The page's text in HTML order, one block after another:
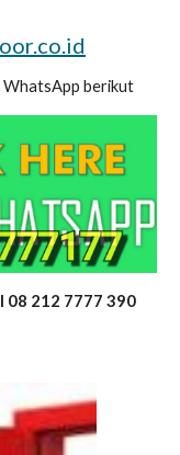
WhatsApp berikut
08 212 7777 390